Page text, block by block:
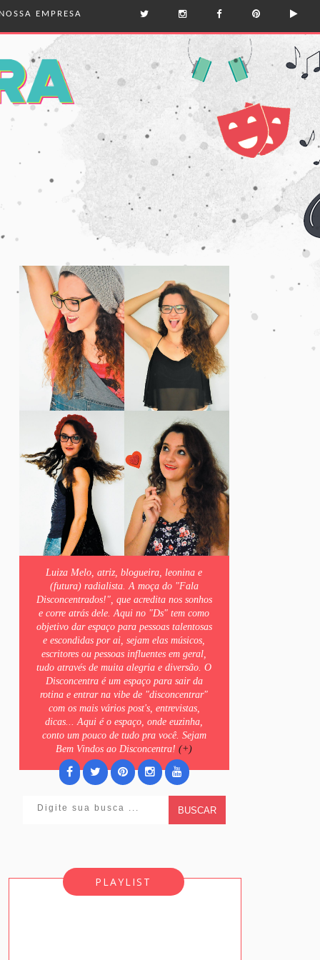
NOSSA EMPRESA
Luiza Melo, atriz, blogueira, leonina e
(futura) radialista. A moça do "Fala
Disconcentrados!", que acredita nos sonhos
e corre atrás dele. Aqui no "Ds" tem como
objetivo dar espaço para pessoas talentosas
e escondidas por ai, sejam elas músicos,
escritores ou pessoas influentes em geral,
tudo através de muita alegria e diversão. O
Disconcentra é um espaço para sair da
rotina e entrar na vibe de "disconcentrar"
com os mais vários post's, entrevistas,
dicas... Aqui é o espaço, onde euzinha,
conto um pouco de tudo pra você. Sejam
Bem Vindos ao Disconcentra!(+)
BUSCAR
PLAYLIST